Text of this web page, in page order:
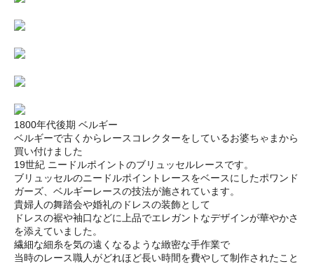
1800年代後期 ベルギー
ベルギーで古くからレースコレクターをしているお婆ちゃまから
買い付けました
19世紀 ニードルポイントのブリュッセルレースです。
ブリュッセルのニードルポイントレースをベースにしたポワンド
ガーズ、ベルギーレースの技法が施されています。
貴婦人の舞踏会や婚礼のドレスの装飾として
ドレスの裾や袖口などに上品でエレガントなデザインが華やかさ
を添えていました。
繊細な細糸を気の遠くなるような緻密な手作業で
当時のレース職人がどれほど長い時間を費やして制作されたこと